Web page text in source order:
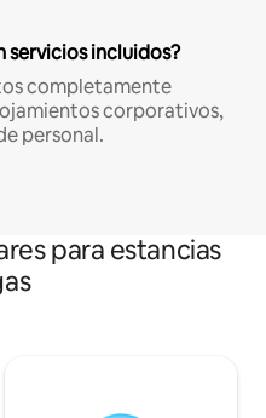
servicios incluidos?
completamente
corporativos,
personal.
para estancias